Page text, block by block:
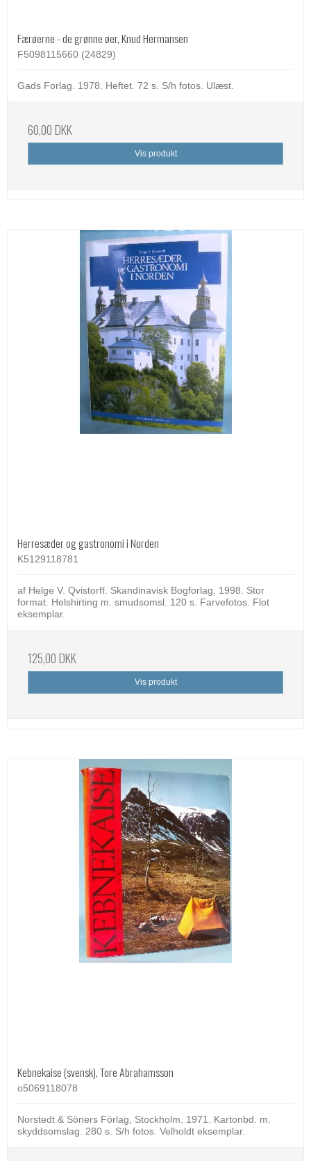
Færøerne - de grønne øer, Knud Hermansen
F5098115660 (24829)
Gads Forlag. 1978. Heftet. 72 s. S/h fotos. Ulæst.
60,00 DKK
Vis produkt
Herresæder og gastronomi i Norden
K5129118781
af Helge V. Qvistorff. Skandinavisk Bogforlag. 1998. Stor
format. Helshirting m. smudsomsl. 120 s. Farvefotos. Flot
eksemplar.
125,00 DKK
Vis produkt
Kebnekaise (svensk), Tore Abrahamsson
o5069118078
Norstedt & Söners Förlag, Stockholm. 1971. Kartonbd. m.
skyddsomslag. 280 s. S/h fotos. Velholdt eksemplar.